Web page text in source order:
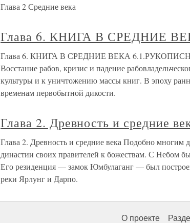
Глава 2 Средние века
Глава 6. КНИГА В СРЕДНИЕ
Глава 6. КНИГА В СРЕДНИЕ ВЕКА
Восстание рабов, кризис и падение
культуры и к уничтожению массы книг. В эпоху
временам первобытной дикости.
Глава 2. Древность и средние
Глава 2. Древность и средние века Подобно многим
династии своих правителей к божествам. С Небом
Его резиденция — замок Юмбулаганг — был
реки Ярлунг и Дарпо.
О проекте